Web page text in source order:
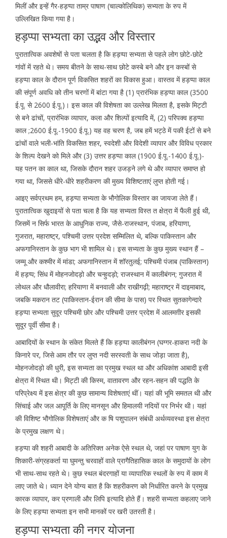
मिलीं और इन्हें गैर-हड़प्पा ताम्र पाषाण (चाल्कोलिथिक) सभ्यता के रुप में
उल्लिखित किया गया है।
हड़प्पा सभ्यता का उद्भव और विस्तार
पुरातात्विक अवशेषों से पता चलता है कि हड़प्पा सभ्यता से पहले लोग छोटे-छोटे
गांवों में रहते थे। समय बीतने के साथ-साथ छोटे कस्बे बने और इन कस्बों से
हड़प्पा काल के दौरान पूर्ण विकसित शहरों का विकास हुआ। वास्तव में हड़प्पा काल
की संपूर्ण अवधि को तीन चरणों में बांटा गया है (1) प्रारंभिक हड़प्पा काल (3500
ई.पू. से 2600 ई.पू.)। इस काल की विशेषता का उल्लेख मिलता है, इसके मिट्टी
से बने ढांचों, प्रारंभिक व्यापार, कला और शिल्पों इत्यादि में, (2) परिपक्व हड़प्पा
काल ;2600 ई.पू.-1900 ई.पू.) यह वह चरण है, जब हमें भट्ठे में पकी ईटों से बने
ढांचों वाले भली-भांति विकसित शहर, स्वदेशी और विदेशी व्यापार और विविध प्रकार
के शिल्प देखने को मिले और (3) उत्तर हड़प्पा काल (1900 ई.पू.-1400 ई.पू.)-
यह पतन का काल था, जिसके दौरान शहर उजड़ने लगे थे और व्यापार समाप्त हो
गया था, जिससे धीरे-धीरे शहरीकरण की मुख्य विशिष्टताएं लुप्त होती गई।
आइए सर्वप्रथम हम, हड़प्पा सभ्यता के भौगोलिक विस्तार का जायजा लेते हैं।
पुरातात्विक खुदाइयों से पता चला है कि यह सभ्यता विस्त त क्षेत्रा में फैली हुई थी,
जिसमें न सिर्फ भारत के आधुनिक राज्य, जैसे-राजस्थान, पंजाब, हरियाणा,
गुजरात, महाराष्ट्र, पश्चिमी उत्तर प्रदेश सम्मिलित थे, बल्कि पाकिस्तान और
अफगानिस्तान के कुछ भाग भी शामिल थे। इस सभ्यता के कुछ मुख्य स्थान हैं –
जम्मू और कश्मीर में मांडा; अफगानिस्तान में शॉरतुलई; पश्चिमी पंजाब (पाकिस्तान)
में हड़प्प; सिंध में मोहनजोदड़ो और चन्हुदड़ो; राजस्थान में कालीबंगन; गुजरात में
लोथल और धौलावीरा; हरियाणा में बनवाली और राखीगढ़ी; महाराष्ट्र में दाइमाबाद,
जबकि मकरान तट (पाकिस्तान-ईरान की सीमा के पास) पर स्थित सुतकागेन्दारे
हड़प्पा सभ्यता सुदूर पश्चिमी छोर और पश्चिमी उत्तर प्रदेश में आलमग़ीर इसकी
सुदूर पूर्वी सीमा है।
आबादियों के स्थान के संकेत मिलते हैं कि हड़प्पा कालीबंगन (घग्गर-हाकरा नदी के
किनारे पर, जिसे आम तौर पर लुप्त नदी सरस्वती के साथ जोड़ा जाता है),
मोहनजोदड़ो की धुरी, इस सभ्यता का प्रमुख स्थल था और अधिकांश आबादी इसी
क्षेत्रा में स्थित थी। मिट्टी की किस्म, वातावरण और रहन-सहन की पद्धति के
परिप्रेक्ष्य में इस क्षेत्र की कुछ सामान्य विशेषताएं थीं। यहां की भूमि समतल थी और
सिंचाई और जल आपूर्ति के लिए मानसून और हिमालयी नदियों पर निर्भर थी। यहां
की विशिष्ट भौगोलिक विशेषताएं और क षि पशुपालन संबंधी अर्थव्यवस्था इस क्षेत्रा
के प्रमुख लक्षण थे।
हड़प्पा की शहरी आबादी के अतिरिक्त अनेक ऐसे स्थल थे, जहां पर पाषाण युग के
शिकारी-संग्रहकर्ता या घुमन्तु चरवाहों वाले प्रागैतिहासिक काल के समुदायों के लोग
भी साथ-साथ रहते थे। कुछ स्थल बंदरगाहों या व्यापारिक स्थलों के रुप में काम में
लाए जाते थे। ध्यान देने योग्य बात है कि शहरीकरण को निर्धारित करने के प्रमुख
कारक व्यापार, कर प्रणाली और लिपि इत्यादि होते हैं। शहरी सभ्यता कहलाए जाने
के लिए हड़प्पा सभ्यता इन सभी मानकों पर खरी उतरती है।
हड़प्पा सभ्यता की नगर योजना